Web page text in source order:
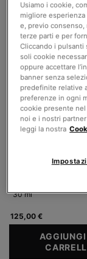
Discoloration
Siero correttore per
30 ml
125,00 €
Usiamo i cookie,
migliore
e, previo
terze parti e per
Cliccando i pulsanti
soli cookie
oppure accettare
banner senza
predefinite relative
preferenze in ogni
cookie presente
noi e i nostri
leggi la nostra